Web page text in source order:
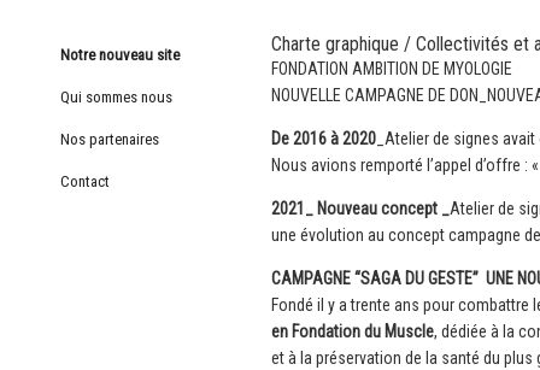
Notre nouveau site
Qui sommes nous
Nos partenaires
Contact
Charte graphique / Collectivités et
FONDATION AMBITION DE MYOLOGIE
NOUVELLE CAMPAGNE DE
De 2016 à 2020 _Atelier de signes
Nous avions remporté l’appel d’offre :
2021_ Nouveau concept _Atelier de
une évolution au concept campagne
CAMPAGNE “SAGA DU GESTE” UNE
Fondé il y a trente ans pour combattre
en Fondation du Muscle, dédiée à la
et à la préservation de la santé du